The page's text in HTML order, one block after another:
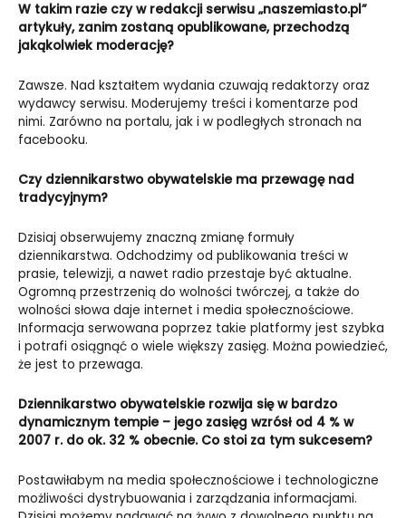
W takim razie czy w redakcji serwisu „naszemiasto.pl”
artykuły, zanim zostaną opublikowane, przechodzą
jakąkolwiek moderację?
Zawsze. Nad kształtem wydania czuwają redaktorzy oraz
wydawcy serwisu. Moderujemy treści i komentarze pod
nimi. Zarówno na portalu, jak i w podległych stronach na
facebooku.
Czy dziennikarstwo obywatelskie ma przewagę nad
tradycyjnym?
Dzisiaj obserwujemy znaczną zmianę formuły
dziennikarstwa. Odchodzimy od publikowania treści w
prasie, telewizji, a nawet radio przestaje być aktualne.
Ogromną przestrzenią do wolności twórczej, a także do
wolności słowa daje internet i media społecznościowe.
Informacja serwowana poprzez takie platformy jest szybka
i potrafi osiągnąć o wiele większy zasięg. Można powiedzieć,
że jest to przewaga.
Dziennikarstwo obywatelskie rozwija się w bardzo
dynamicznym tempie – jego zasięg wzrósł od 4 % w
2007 r. do ok. 32 % obecnie. Co stoi za tym sukcesem?
Postawiłabym na media społecznościowe i technologiczne
możliwości dystrybuowania i zarządzania informacjami.